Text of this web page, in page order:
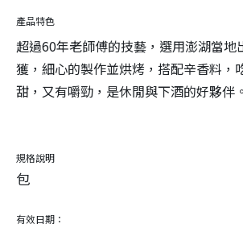
產品特色
超過60年老師傅的技藝，選用澎湖當地
獲，細心的製作並烘烤，搭配辛香料，
甜，又有嚼勁，是休閒與下酒的好夥伴。
規格說明
包
有效日期：